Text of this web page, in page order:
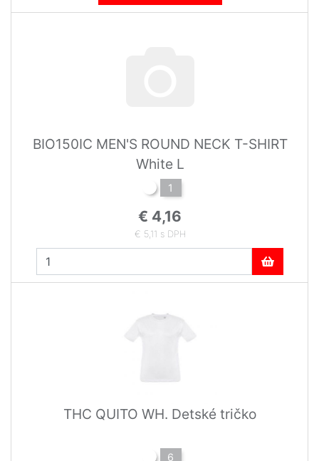
BIO150IC MEN'S ROUND NECK T-SHIRT
White L
1
€ 4,16
€ 5,11 s DPH
THC QUITO WH. Detské tričko
6